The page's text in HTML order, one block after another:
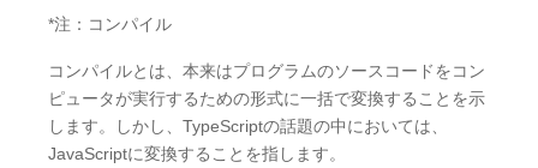
*注：コンパイル
コンパイルとは、本来はプログラムのソースコードをコン
ピュータが実行するための形式に一括で変換することを示
します。しかし、TypeScriptの話題の中においては、
JavaScriptに変換することを指します。